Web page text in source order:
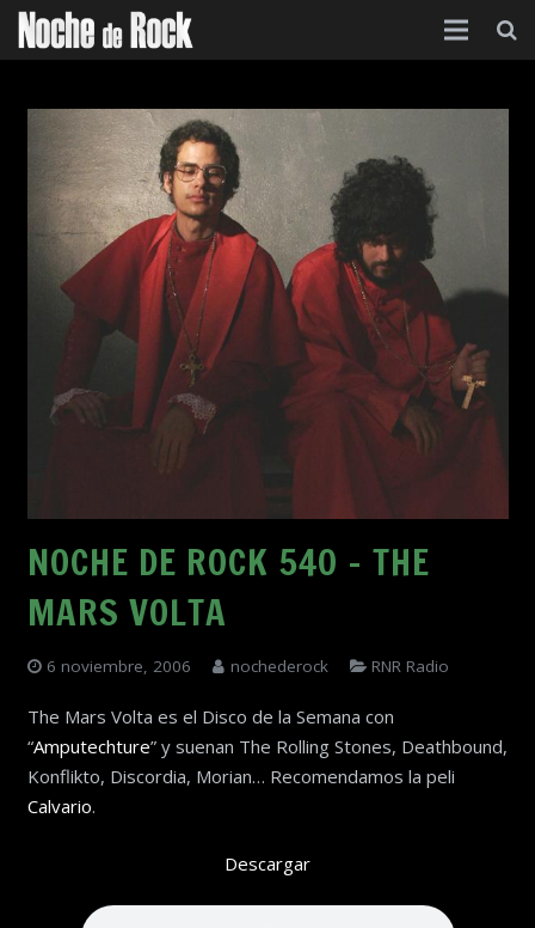
Categorías
Agenda
Contacto
NOCHE DE ROCK 540 – THE
MARS VOLTA
6 noviembre, 2006 nochederock RNR Radio
The Mars Volta es el Disco de la Semana con
“Amputechture” y suenan The Rolling Stones, Deathbound,
Konflikto, Discordia, Morian… Recomendamos la peli
Calvario.
Descargar